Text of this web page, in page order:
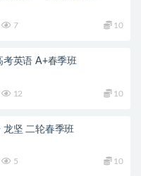
7 10
考英语 A+春季班
12 10
龙坚 二轮春季班
5 10